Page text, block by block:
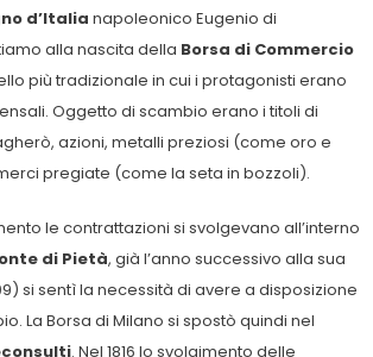
d’Italia napoleonico Eugenio di
alla nascita della Borsa di Commercio
più tradizionale in cui i protagonisti erano
Oggetto di scambio erano i titoli di
azioni, metalli preziosi (come oro e
pregiate (come la seta in bozzoli).
le contrattazioni si svolgevano all’interno
di Pietà, già l’anno successivo alla sua
si sentì la necessità di avere a disposizione
La Borsa di Milano si spostò quindi nel
. Nel 1816 lo svolgimento delle